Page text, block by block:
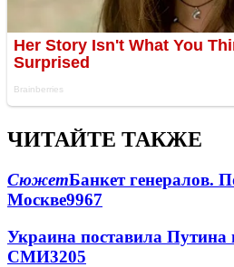
ЧИТАЙТЕ ТАКЖЕ
СюжетБанкет генералов.
Москве9967
Украина поставила Путина
СМИ3205